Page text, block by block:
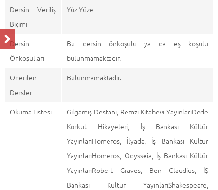
Dersin Veriliş
Biçimi
Yüz Yüze
Dersin
Önkoşulları
Bu dersin önkoşulu ya da eş koşulu
bulunmamaktadır.
Önerilen
Dersler
Bulunmamaktadır.
Okuma Listesi
Gılgamış Destanı, Remzi Kitabevi YayınlarıDede
Korkut Hikayeleri, İş Bankası Kültür
YayınlarıHomeros, İlyada, İş Bankası Kültür
YayınlarıHomeros, Odysseia, İş Bankası Kültür
YayınlarıRobert Graves, Ben Claudius, İŞ
Bankası Kültür YayınlarıShakespeare,